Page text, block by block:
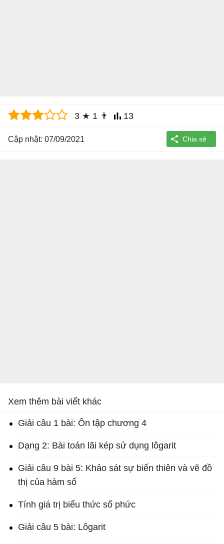
3 ★ 1 👨 13
Cập nhật: 07/09/2021
Xem thêm bài viết khác
Giải câu 1 bài: Ôn tập chương 4
Dạng 2: Bài toán lãi kép sử dụng lôgarit
Giải câu 9 bài 5: Khảo sát sự biến thiên và vẽ đồ
thị của hàm số
Tính giá trị biểu thức số phức
Giải câu 5 bài: Lôgarit